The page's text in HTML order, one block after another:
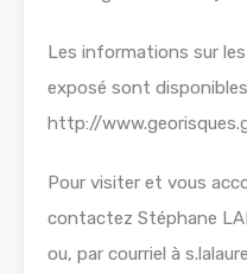
Les informations sur
exposé sont
http://
Pour visiter et vous
contactez Stéphane
ou, par courriel à